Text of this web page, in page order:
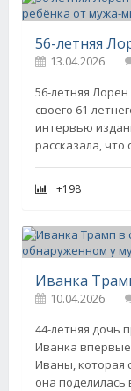
13.04.2026
56-летняя
своего 61-
интервью
рассказала,
+198
10.04.2026
44-летняя дочь
Иванка впервые
Иваны, которая
она поделилась